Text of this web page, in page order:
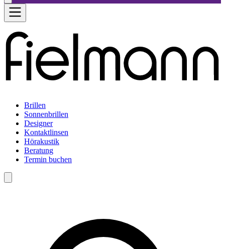
Brillen
Sonnenbrillen
Designer
Kontaktlinsen
Hörakustik
Beratung
Termin buchen